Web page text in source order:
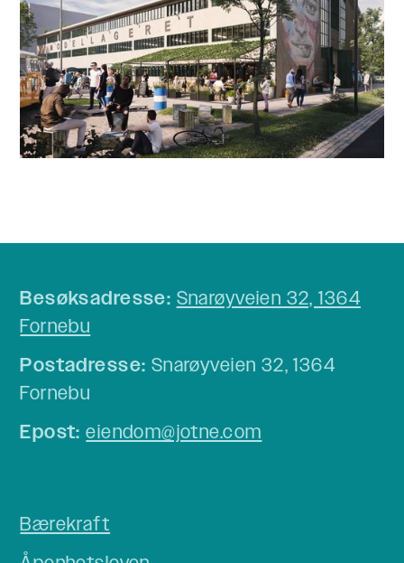
Besøksadresse: Snarøyveien 32, 1364
Fornebu
Postadresse: Snarøyveien 32, 1364
Fornebu
Epost: eiendom@jotne.com
Bærekraft